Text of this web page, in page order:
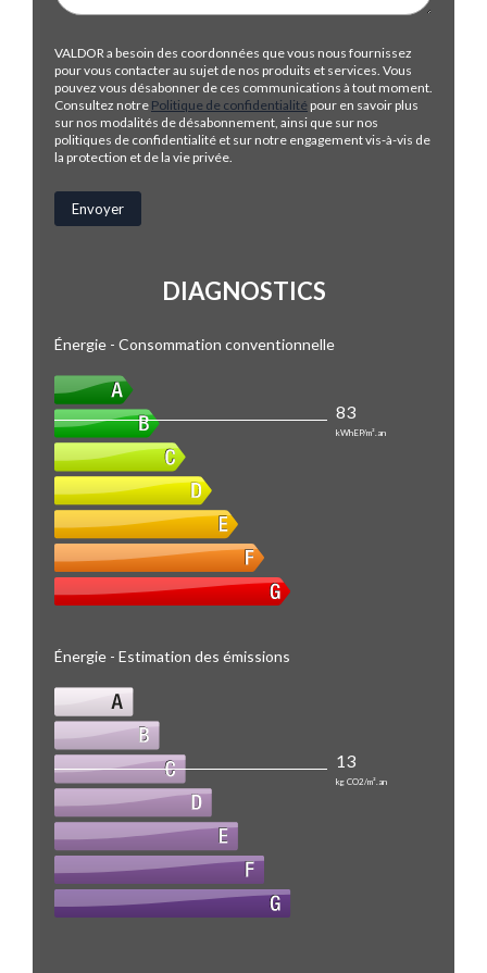
VALDOR a besoin des coordonnées que vous nous fournissez
pour vous contacter au sujet de nos produits et services. Vous
pouvez vous désabonner de ces communications à tout moment.
Consultez notre Politique de confidentialité pour en savoir plus
sur nos modalités de désabonnement, ainsi que sur nos
politiques de confidentialité et sur notre engagement vis-à-vis de
la protection et de la vie privée.
DIAGNOSTICS
Énergie - Consommation conventionnelle
83
kWhEP/m².an
Énergie - Estimation des émissions
13
kg CO2/m².an